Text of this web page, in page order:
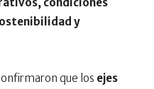
y
que los ejes